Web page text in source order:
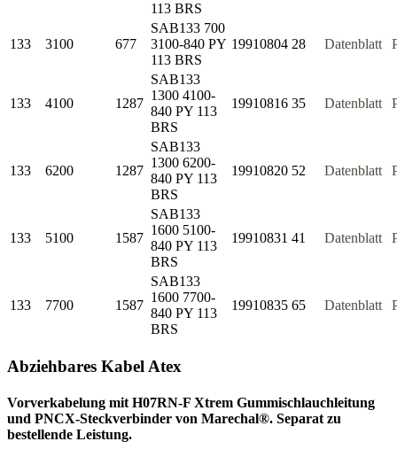
113 BRS
133 3100 677
SAB133 700
3100-840 PY
113 BRS
19910804 28 Datenblatt
133 4100 1287
SAB133
1300 4100-
840 PY 113
BRS
19910816 35 Datenblatt
133 6200 1287
SAB133
1300 6200-
840 PY 113
BRS
19910820 52 Datenblatt
133 5100 1587
SAB133
1600 5100-
840 PY 113
BRS
19910831 41 Datenblatt
133 7700 1587
SAB133
1600 7700-
840 PY 113
BRS
19910835 65 Datenblatt
Abziehbares Kabel Atex
Vorverkabelung mit H07RN-F Xtrem Gummischlauchleitung
und PNCX-Steckverbinder von Marechal®. Separat zu
bestellende Leistung.